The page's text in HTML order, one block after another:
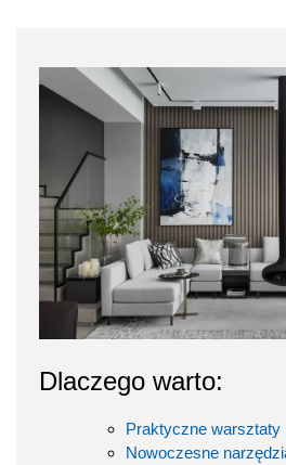
Dlaczego warto:
Praktyczne warsztaty
Nowoczesne